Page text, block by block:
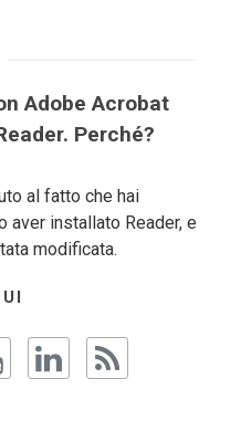
Adobe Acrobat
Perché?
al fatto che hai
aver installato Reader, e
modificata.